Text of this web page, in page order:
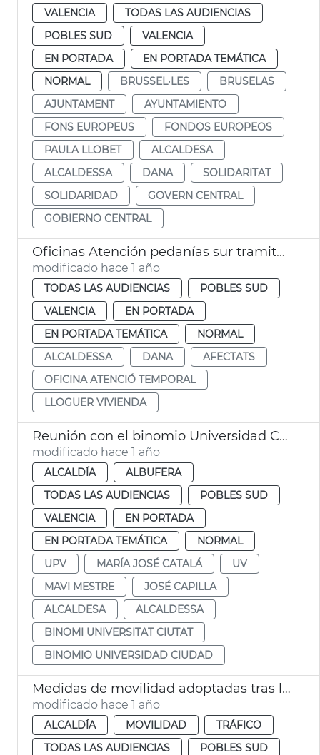
VALENCIA
TODAS LAS AUDIENCIAS
POBLES SUD
VALENCIA
EN PORTADA
EN PORTADA TEMÁTICA
NORMAL
BRUSSEL·LES
BRUSELAS
AJUNTAMENT
AYUNTAMIENTO
FONS EUROPEUS
FONDOS EUROPEOS
PAULA LLOBET
ALCALDESA
ALCALDESSA
DANA
SOLIDARITAT
SOLIDARIDAD
GOVERN CENTRAL
GOBIERNO CENTRAL
Oficinas Atención pedanías sur tramitan 652 solicitudes afectados dana
modificado hace 1 año
TODAS LAS AUDIENCIAS
POBLES SUD
VALENCIA
EN PORTADA
EN PORTADA TEMÁTICA
NORMAL
ALCALDESSA
DANA
AFECTATS
OFICINA ATENCIÓ TEMPORAL
LLOGUER VIVIENDA
Reunión con el binomio Universidad Ciudad
modificado hace 1 año
ALCALDÍA
ALBUFERA
TODAS LAS AUDIENCIAS
POBLES SUD
VALENCIA
EN PORTADA
EN PORTADA TEMÁTICA
NORMAL
UPV
MARÍA JOSÉ CATALÁ
UV
MAVI MESTRE
JOSÉ CAPILLA
ALCALDESA
ALCALDESSA
BINOMI UNIVERSITAT CIUTAT
BINOMIO UNIVERSIDAD CIUDAD
Medidas de movilidad adoptadas tras la DANA
modificado hace 1 año
ALCALDÍA MOVILIDAD
TRÁFICO
TODAS LAS AUDIENCIAS
POBLES SUD